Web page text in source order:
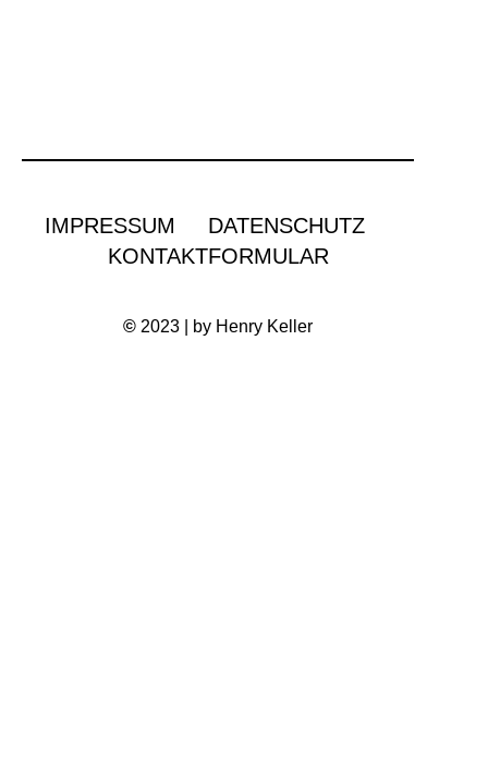
IMPRESSUM
DATENSCHUTZ
KONTAKTFORMULAR
© 2023 | by Henry Keller